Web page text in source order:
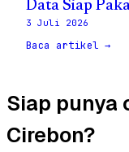
Data Siap
3 Juli 2026
Baca artikel →
Siap punya
Cirebon?